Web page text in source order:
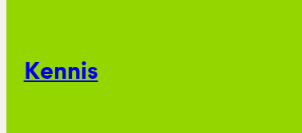
Kennis